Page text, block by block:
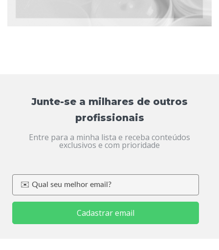
Junte-se a milhares de outros
profissionais
Entre para a minha lista e receba conteúdos
exclusivos e com prioridade
Cadastrar email